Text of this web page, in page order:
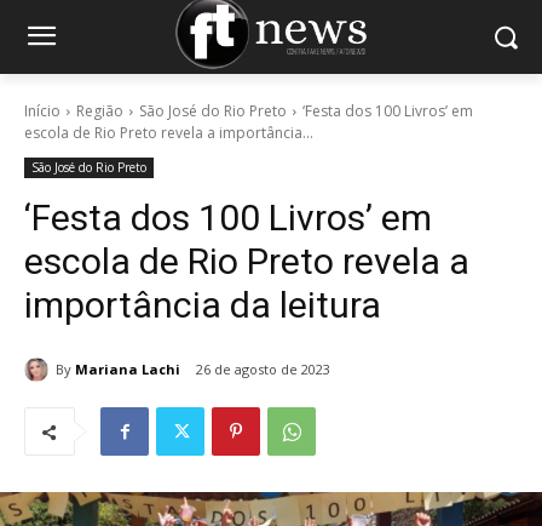
Início Região São José do Rio Preto
‘Festa dos 100 Livros’ em
escola de Rio Preto revela a importância...
São José do Rio Preto
‘Festa dos 100 Livros’ em
escola de Rio Preto revela a
importância da leitura
By Mariana Lachi 26 de agosto de 2023